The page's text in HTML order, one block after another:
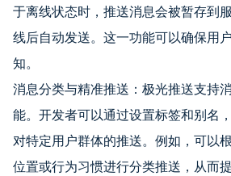
于离线状态时，推送消息会被暂存到
线后自动发送。这一功能可以确保用
知。
消息分类与精准推送：极光推送支持
能。开发者可以通过设置标签和别名
对特定用户群体的推送。例如，可以
位置或行为习惯进行分类推送，从而